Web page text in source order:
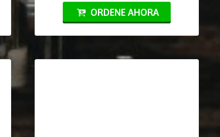
ORDENE AHORA